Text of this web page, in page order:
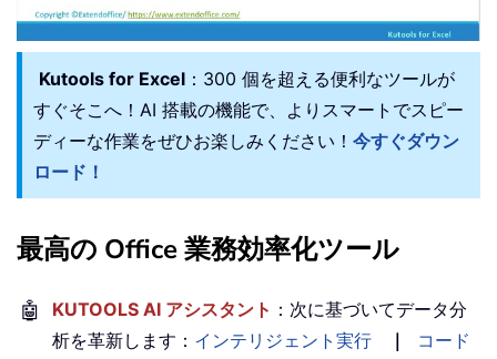
Kutools for Excel ：300 個を超える便利なツールが
すぐそこへ！AI 搭載の機能で、よりスマートでスピー
ディーな作業をぜひお楽しみください！ 今すぐダウン
ロード！
最高の Office 業務効率化ツール
🤖 KUTOOLS AI アシスタント ：次に基づいてデータ分
析を革新します： インテリジェント実行 ｜
コード